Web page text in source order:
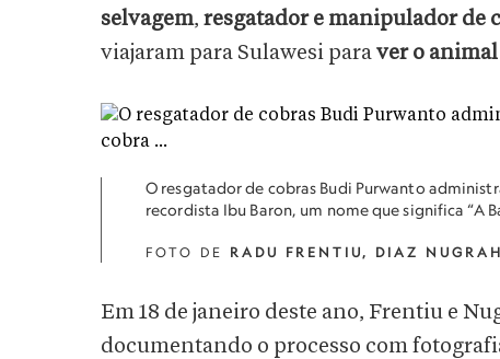
selvagem, resgatador e manipulador de
viajaram para Sulawesi paraver o
O resgatador de cobras Budi Purwanto
recordista Ibu Baron, um nome que significa “A
FOTO DE RADU FRENTIU, DIAZ
Em 18 de janeiro deste ano, Frentiu e
documentando o processo com